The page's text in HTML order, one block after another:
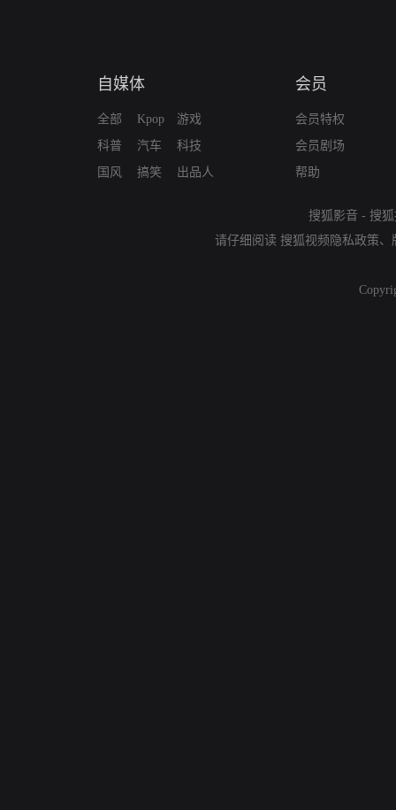
自媒体
全部
科普
国风
Kpop
汽车
搞笑
游戏
科技
出品人
会员
会员特权
会员剧场
帮助
搜狐影音 - 搜
请仔细阅读 搜狐视频隐私政策、